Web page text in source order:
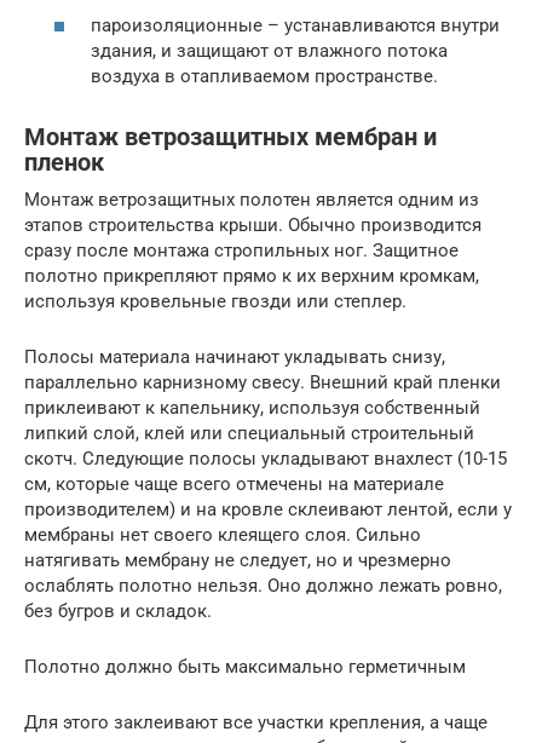
пароизоляционные – устанавливаются внутри
здания, и защищают от влажного потока
воздуха в отапливаемом пространстве.
Монтаж ветрозащитных мембран и
пленок
Монтаж ветрозащитных полотен является одним из
этапов строительства крыши. Обычно производится
сразу после монтажа стропильных ног. Защитное
полотно прикрепляют прямо к их верхним кромкам,
используя кровельные гвозди или степлер.
Полосы материала начинают укладывать снизу,
параллельно карнизному свесу. Внешний край пленки
приклеивают к капельнику, используя собственный
липкий слой, клей или специальный строительный
скотч. Следующие полосы укладывают внахлест (10-15
см, которые чаще всего отмечены на материале
производителем) и на кровле склеивают лентой, если у
мембраны нет своего клеящего слоя. Сильно
натягивать мембрану не следует, но и чрезмерно
ослаблять полотно нельзя. Оно должно лежать ровно,
без бугров и складок.
Полотно должно быть максимально герметичным
Для этого заклеивают все участки крепления, а чаще